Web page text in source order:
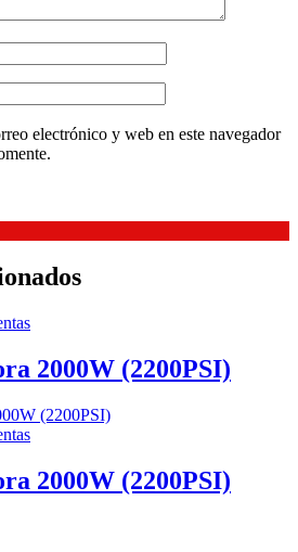
electrónico y web en este navegador
2000W (2200PSI)
2000W (2200PSI)